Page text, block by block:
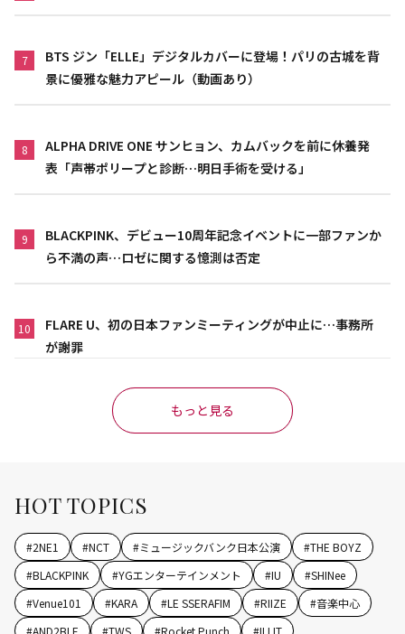
7
BTS ジン「ELLE」デジタルカバーに登場！パリの古城を背
景に優雅な魅力アピール（動画あり）
8
ALPHA DRIVE ONE サンヒョン、カムバックを前に休養発
表「声帯ポリープと診断…明日手術を受ける」
9
BLACKPINK、デビュー10周年記念イベントに一部ファンか
ら不満の声…ロゼに関する憶測は否定
10
FLARE U、初の日本ファンミーティングが中止に…事務所
が謝罪
もっと見る
HOT TOPICS
#2NE1 #NCT #ミュージックバンク日本公演 #THE BOYZ
#BLACKPINK #YGエンターテインメント #IU #SHINee
#Venue101 #KARA #LE SSERAFIM #RIIZE #音楽中心
#AND2BLE #TWS #Rocket Punch #ILLIT